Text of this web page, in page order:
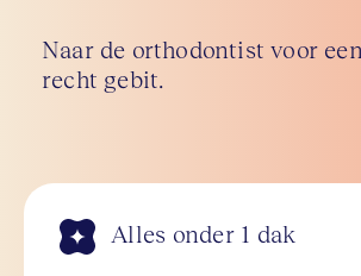
Naar de orthodontist voor
recht gebit.
Alles onder 1 dak